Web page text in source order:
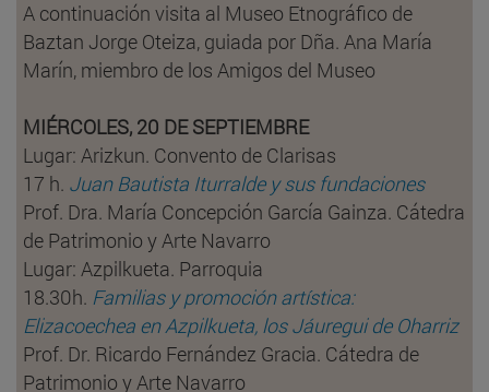
A continuación visita al Museo Etnográfico de
Baztan Jorge Oteiza, guiada por Dña. Ana María
Marín, miembro de los Amigos del Museo
MIÉRCOLES, 20 DE SEPTIEMBRE
Lugar: Arizkun. Convento de Clarisas
17 h. Juan Bautista Iturralde y sus fundaciones
Prof. Dra. María Concepción García Gainza. Cátedra
de Patrimonio y Arte Navarro
Lugar: Azpilkueta. Parroquia
18.30h. Familias y promoción artística:
Elizacoechea en Azpilkueta, los Jáuregui de Oharriz
Prof. Dr. Ricardo Fernández Gracia. Cátedra de
Patrimonio y Arte Navarro